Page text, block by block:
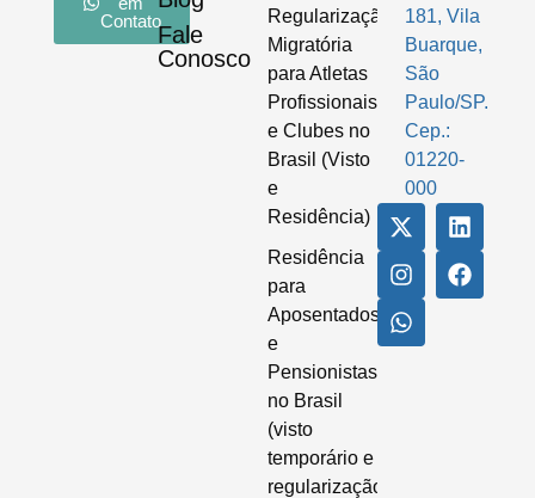
ContatoFale
Conosco
Regularização
Migratória
para Atletas
Profissionais
e Clubes no
Brasil (Visto
e
Residência)
Residência
para
Aposentados
e
Pensionistas
no Brasil
(visto
temporário e
regularização
181, Vila
Buarque,
São
Paulo/SP.
Cep.:
01220-
000